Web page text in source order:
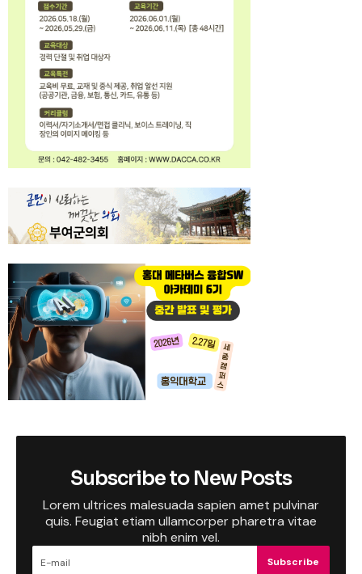
Subscribe to New Posts
Lorem ultrices malesuada sapien amet pulvinar
quis. Feugiat etiam ullamcorper pharetra vitae
nibh enim vel.
Subscribe